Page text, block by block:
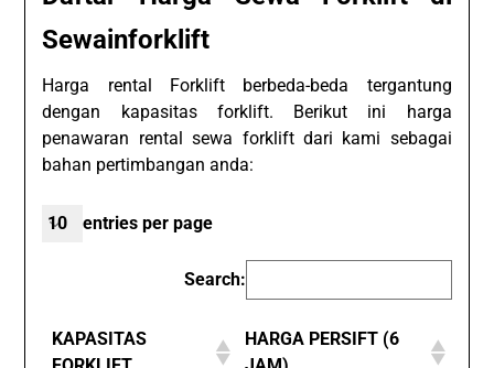
Sewainforklift
Harga rental Forklift berbeda-beda tergantung
dengan kapasitas forklift. Berikut ini harga
penawaran rental sewa forklift dari kami sebagai
bahan pertimbangan anda:
entries per page
Search:
KAPASITAS
HARGA PERSIFT (6